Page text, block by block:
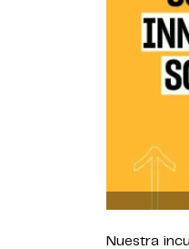
Nuestra